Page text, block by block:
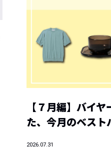
【７月編】バイ
た、今月のベスト
2026.07.31